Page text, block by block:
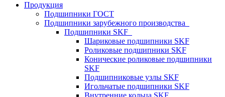
Продукция
Подшипники ГОСТ
Подшипники зарубежного производства
Подшипники SKF
Шариковые подшипники SKF
Роликовые подшипники SKF
Конические роликовые подшипники
SKF
Подшипниковые узлы SKF
Игольчатые подшипники SKF
Внутренние кольца SKF